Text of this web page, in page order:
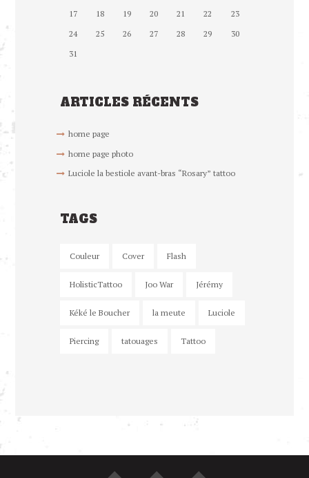
17
18 19 20 21 22
23
24
25 26 27 28 29
30
31
ARTICLES RÉCENTS
home page
home page photo
Luciole la bestiole avant-bras “Rosary” tattoo
TAGS
Couleur Cover Flash
HolisticTattoo Joo War Jérémy
Kéké le Boucher la meute Luciole
Piercing tatouages Tattoo